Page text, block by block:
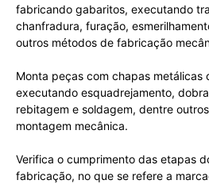
fabricando gabaritos, executando
chanfradura, furação,
outros métodos de fabricação
Monta peças com chapas metálicas
executando esquadrejamento,
rebitagem e soldagem, dentre
montagem mecânica.
Verifica o cumprimento das etapas
fabricação, no que se refere a